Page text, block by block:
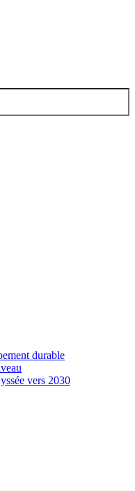
durable
vers 2030